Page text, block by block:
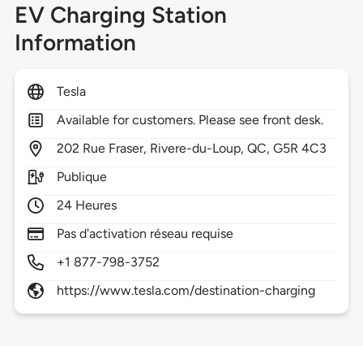
EV Charging Station
Information
Tesla
Available for customers. Please see front desk.
202 Rue Fraser, Rivere-du-Loup,QC,G5R 4C3
Publique
24 Heures
Pas d'activation réseau requise
+1 877-798-3752
https://www.tesla.com/destination-charging